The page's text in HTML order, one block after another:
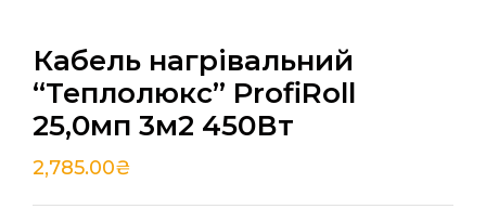
Кабель нагрівальний
“Теплолюкс” ProfiRoll
25,0мп 3м2 450Вт
2,785.00₴